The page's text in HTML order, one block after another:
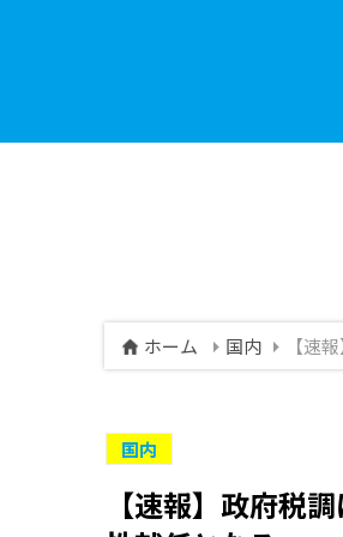
ホーム 国内 【速
国内
【速報】政府税